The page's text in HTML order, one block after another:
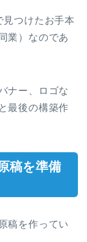
つけたお手本
業）なのであ
ナー、ロゴな
最後の構築作
稿を準備
稿を作ってい